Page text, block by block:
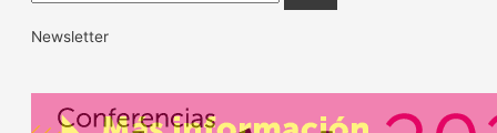
Newsletter